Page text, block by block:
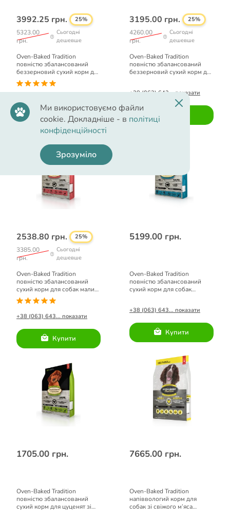
3992.25 грн. 25%
5323.00
грн.
Сьогодні
дешевше
Oven-Baked Tradition
повністю збалансований
беззерновий сухий корм для
собак малих порід з
червоного м’яса 5,67кг.
Купити
3195.00 грн. 25%
4260.00
грн.
Сьогодні
дешевше
Oven-Baked Tradition
повністю збалансований
беззерновий сухий корм для
+38 (063) 643... показати
2538.80 грн. 25%
3385.00
грн.
Сьогодні
дешевше
Oven-Baked Tradition
повністю збалансований
сухий корм для собак малих
порід зі свіжого м’яса ягня
5,67кг.
+38 (063) 643... показати
Купити
5199.00 грн.
Oven-Baked Tradition
повністю збалансований
сухий корм для собак
+38 (063) 643... показати
Купити
1705.00 грн.
Oven-Baked Tradition
повністю збалансований
сухий корм для цуценят зі
7665.00 грн.
Oven-Baked Tradition
напіввологий корм для
собак зі свіжого м’яса
Ми використовуємо файли
cookie. Докладніше - в політиці
конфіденційності
Зрозуміло